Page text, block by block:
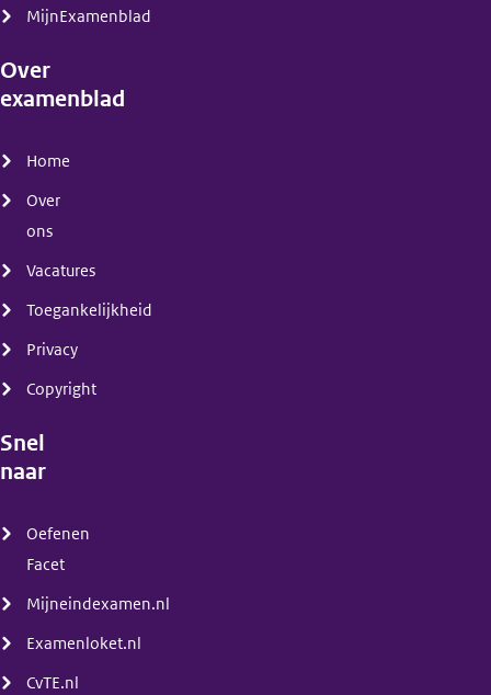
MijnExamenblad
Over
examenblad
Home
Over
ons
Vacatures
Toegankelijkheid
Privacy
Copyright
Snel
naar
Oefenen
Facet
Mijneindexamen.nl
Examenloket.nl
CvTE.nl